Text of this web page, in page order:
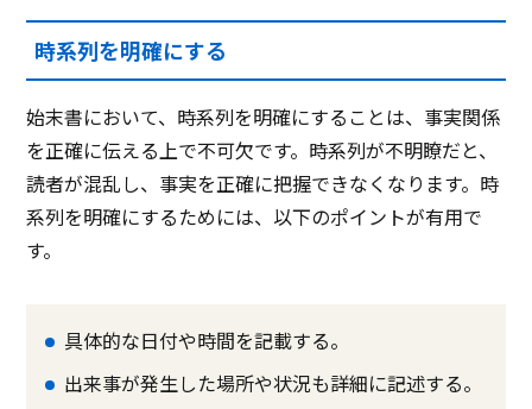
時系列を明確にする
始末書において、時系列を明確にすることは、事実関係
を正確に伝える上で不可欠です。時系列が不明瞭だと、
読者が混乱し、事実を正確に把握できなくなります。時
系列を明確にするためには、以下のポイントが有用で
す。
具体的な日付や時間を記載する。
出来事が発生した場所や状況も詳細に記述する。